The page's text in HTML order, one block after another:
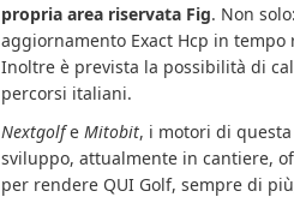
propria area riservata Fig. Non
aggiornamento Exact Hcp in
Inoltre è prevista la possibilità di
percorsi italiani.
Nextgolfe Mitobit, i motori di
sviluppo, attualmente in cantiere,
per rendere QUI Golf, sempre di